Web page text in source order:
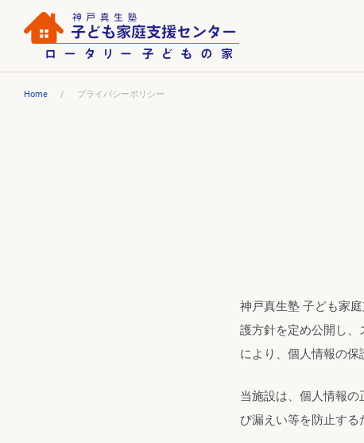
Home プライバシーポリシー
神戸真生塾 子ども家
護方針を定め公開し、
により、個人情報の保
当施設は、個人情報
び漏えい等を防止する